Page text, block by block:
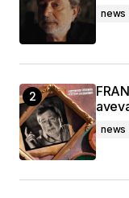
news
news